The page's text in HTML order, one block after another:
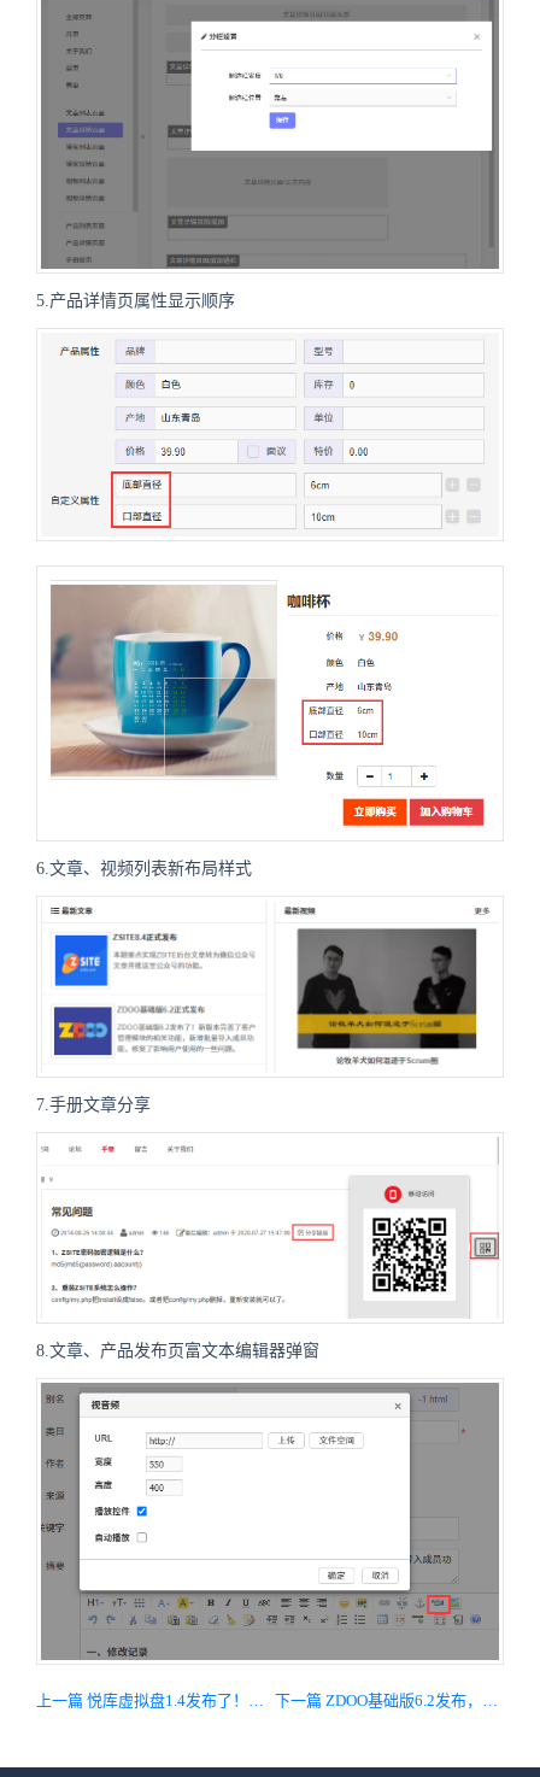
5.产品详情页属性显示顺序
6.文章、视频列表新布局样式
7.手册文章分享
8.文章、产品发布页富文本编辑器弹窗
上一篇 悦库虚拟盘1.4发布了！系统右键菜单新增多项新功能，修复主要BUG 下一篇 ZDOO基础版6.2发布，完善客户管理和后台管理功能，修复主要Bug